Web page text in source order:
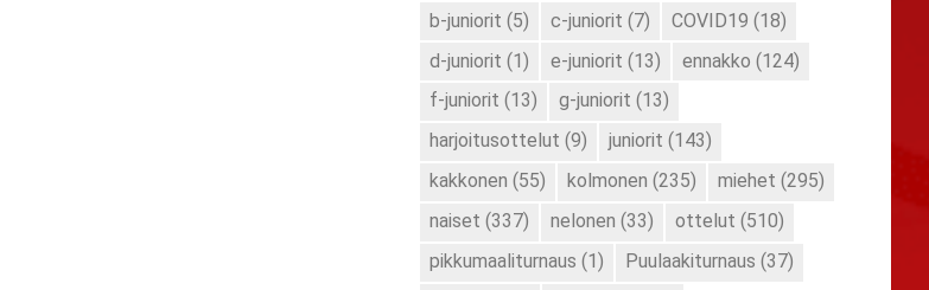
b-juniorit (5) c-juniorit (7) COVID19 (18)
d-juniorit (1) e-juniorit (13) ennakko (124)
f-juniorit (13) g-juniorit (13)
harjoitusottelut (9) juniorit (143)
kakkonen (55) kolmonen (235) miehet (295)
naiset (337) nelonen (33) ottelut (510)
pikkumaaliturnaus (1) Puulaakiturnaus (37)